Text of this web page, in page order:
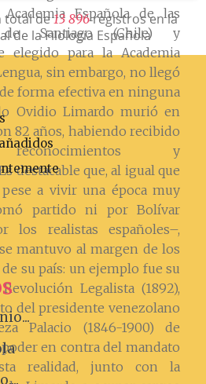
Española de las
Santiago (Chile) y
elegido para la Academia
sin embargo, no llegó
forma efectiva en ninguna
Ovidio Limardo murió en
82 años, habiendo recibido
reconocimientos y
destacable que, al igual que
a vivir una época muy
partido ni por Bolívar
los realistas españoles–,
mantuvo al margen de los
su país: un ejemplo fue su
Legalista (1892),
del presidente venezolano
Palacio (1846-1900) de
en contra del mandato
realidad, junto con la
total de13 896registros en la
de la Filología Española